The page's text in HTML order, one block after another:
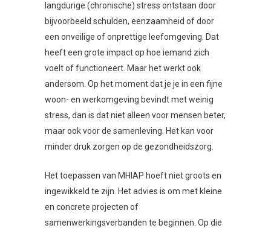
langdurige (chronische) stress ontstaan door
bijvoorbeeld schulden, eenzaamheid of door
een onveilige of onprettige leefomgeving. Dat
heeft een grote impact op hoe iemand zich
voelt of functioneert. Maar het werkt ook
andersom. Op het moment dat je je in een fijne
woon- en werkomgeving bevindt met weinig
stress, dan is dat niet alleen voor mensen beter,
maar ook voor de samenleving. Het kan voor
minder druk zorgen op de gezondheidszorg.
Het toepassen van MHIAP hoeft niet groots en
ingewikkeld te zijn. Het advies is om met kleine
en concrete projecten of
samenwerkingsverbanden te beginnen. Op die